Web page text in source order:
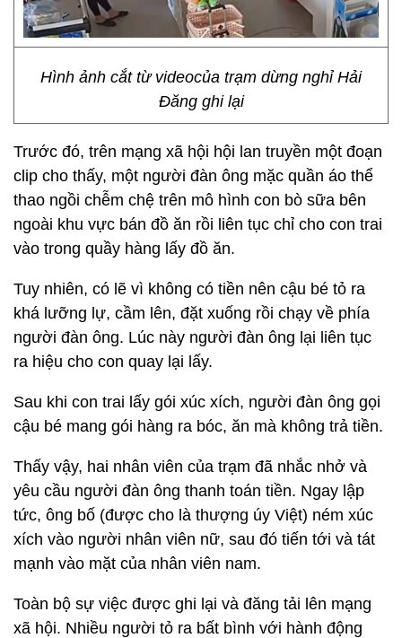
Hình ảnh cắt từ videocủa trạm dừng nghỉ Hải
Đăng ghi lại
Trước đó, trên mạng xã hội hội lan truyền một đoạn
clip cho thấy, một người đàn ông mặc quần áo thể
thao ngồi chễm chệ trên mô hình con bò sữa bên
ngoài khu vực bán đồ ăn rồi liên tục chỉ cho con trai
vào trong quầy hàng lấy đồ ăn.
Tuy nhiên, có lẽ vì không có tiền nên cậu bé tỏ ra
khá lưỡng lự, cầm lên, đặt xuống rồi chạy về phía
người đàn ông. Lúc này người đàn ông lại liên tục
ra hiệu cho con quay lại lấy.
Sau khi con trai lấy gói xúc xích, người đàn ông gọi
cậu bé mang gói hàng ra bóc, ăn mà không trả tiền.
Thấy vậy, hai nhân viên của trạm đã nhắc nhở và
yêu cầu người đàn ông thanh toán tiền. Ngay lập
tức, ông bố (được cho là thượng úy Việt) ném xúc
xích vào người nhân viên nữ, sau đó tiến tới và tát
mạnh vào mặt của nhân viên nam.
Toàn bộ sự việc được ghi lại và đăng tải lên mạng
xã hội. Nhiều người tỏ ra bất bình với hành động